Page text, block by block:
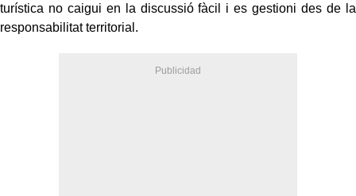
turística no caigui en la discussió fàcil i es gestioni des de la
responsabilitat territorial.